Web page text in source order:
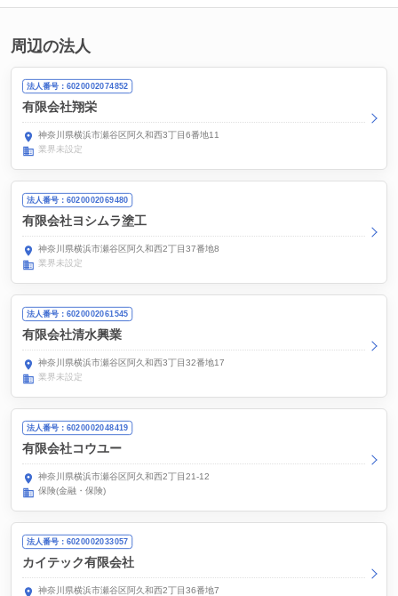
周辺の法人
法人番号：6020002074852
有限会社翔栄
神奈川県横浜市瀬谷区阿久和西3丁目6番地11
業界未設定
法人番号：6020002069480
有限会社ヨシムラ塗工
神奈川県横浜市瀬谷区阿久和西2丁目37番地8
業界未設定
法人番号：6020002061545
有限会社清水興業
神奈川県横浜市瀬谷区阿久和西3丁目32番地17
業界未設定
法人番号：6020002048419
有限会社コウユー
神奈川県横浜市瀬谷区阿久和西2丁目21-12
保険(金融・保険)
法人番号：6020002033057
カイテック有限会社
神奈川県横浜市瀬谷区阿久和西2丁目36番地7